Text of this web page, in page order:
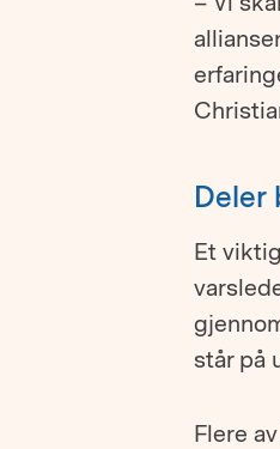
Deler
Et
står på
Flere